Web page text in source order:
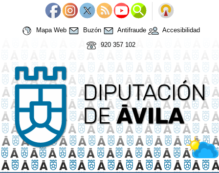
Mapa Web Buzón Antifraude
Accesibilidad
920 357 102